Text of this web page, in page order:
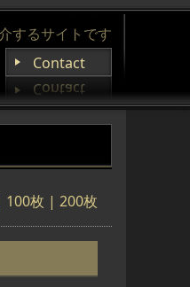
するサイトです
Contact
100枚 | 200枚